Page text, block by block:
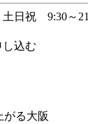
土日祝 9:30～
込む
がる大阪